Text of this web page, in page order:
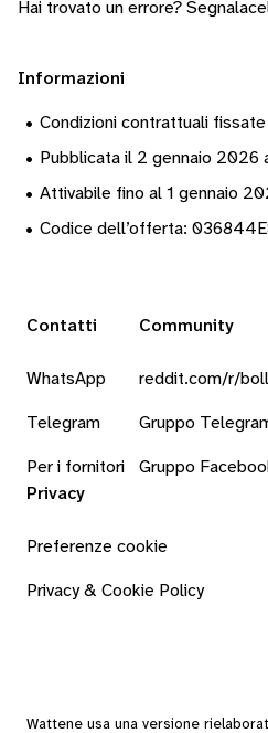
Hai trovato un errore?
Informazioni
• Condizioni contrattuali fissate
• Pubblicata il 2 gennaio 2026
• Attivabile fino al 1 gennaio
• Codice dell’offerta:
Contatti
WhatsApp
Telegram
Per i fornitori
Community
reddit.com/r/
Gruppo
Gruppo
Privacy
Preferenze cookie
Privacy & Cookie Policy
Wattene usa una versione